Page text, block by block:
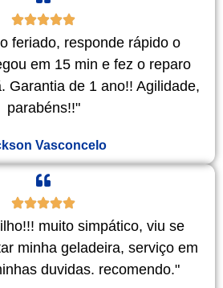
feriado, responde rápido o
em 15 min e fez o reparo
Garantia de 1 ano!! Agilidade,
parabéns!!"
Vasconcelo
muito simpático, viu se
minha geladeira, serviço em
duvidas. recomendo."